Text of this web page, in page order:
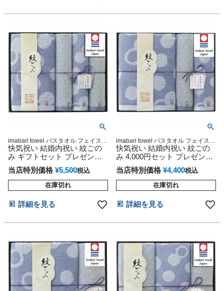
imabari towel バスタオル フェイスタ
オル ウォッシュタオル 箱サイズ：
33×41×8cm
快気祝い 結婚内祝い 紋ごの
み ギフトセット プレゼント
今治タオル 日本製 豪華 お洒
落 流行 人気
当店特別価格 ¥5,500税込
在庫切れ
詳細を見る
imabari towel バスタオル フェイスタ
オル ウォッシュタオル
快気祝い 結婚内祝い 紋ごの
み 4,000円セット プレゼント
ギフト 今治タオル 日本製
当店特別価格 ¥4,400税込
在庫切れ
詳細を見る